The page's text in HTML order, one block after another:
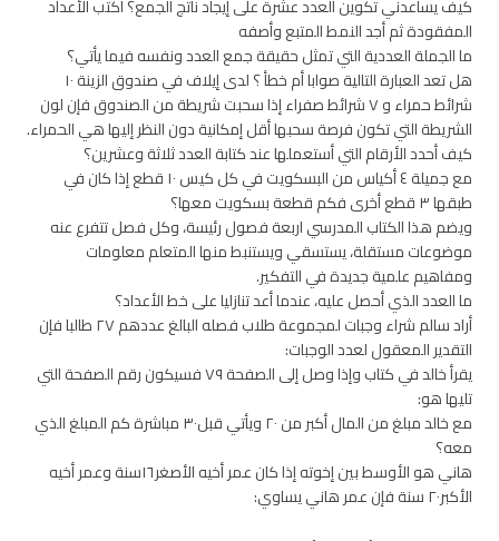
كيف يساعدني تكوين العدد عشرة على إيجاد ناتج الجمع؟ اكتب الأعداد
المفقودة ثم أجد النمط المتبع وأصفه
ما الجملة العددية التي تمثل حقيقة جمع العدد ونفسه فيما يأتي؟
هل تعد العبارة التالية صوابا أم خطأ ؟ لدى إيلاف في صندوق الزينة ١٠
شرائط حمراء و ٧ شرائط صفراء إذا سحبت شريطة من الصندوق فإن لون
الشريطة التي تكون فرصة سحبها أقل إمكانية دون النظر إليها هي الحمراء.
كيف أحدد الأرقام التي أستعملها عند كتابة العدد ثلاثة وعشرين؟
مع جميلة ٤ أكياس من البسكويت في كل كيس ١٠ قطع إذا كان في
طبقها ٣ قطع أخرى فكم قطعة بسكويت معها؟
ويضم هذا الكتاب المدرسي اربعة فصول رئيسة، وكل فصل تتفرع عنه
موضوعات مستقلة، يستسقي ويستنبط منها المتعلم معلومات
ومفاهيم علمية جديدة في التفكير.
ما العدد الذي أحصل عليه، عندما أعد تنازليا على خط الأعداد؟
أراد سالم شراء وجبات لمجموعة طلاب فصله البالغ عددهم ٢٧ طالبا فإن
التقدير المعقول لعدد الوجبات:
يقرأ خالد في كتاب وإذا وصل إلى الصفحة ٧٩ فسيكون رقم الصفحة التي
تليها هو:
مع خالد مبلغ من المال أكبر من ٢٠ ويأتي قبل٣٠ مباشرة كم المبلغ الذي
معه؟
هاني هو الأوسط بين إخوته إذا كان عمر أخيه الأصغر١٦سنة وعمر أخيه
الأكبر٢٠ سنة فإن عمر هاني يساوي: